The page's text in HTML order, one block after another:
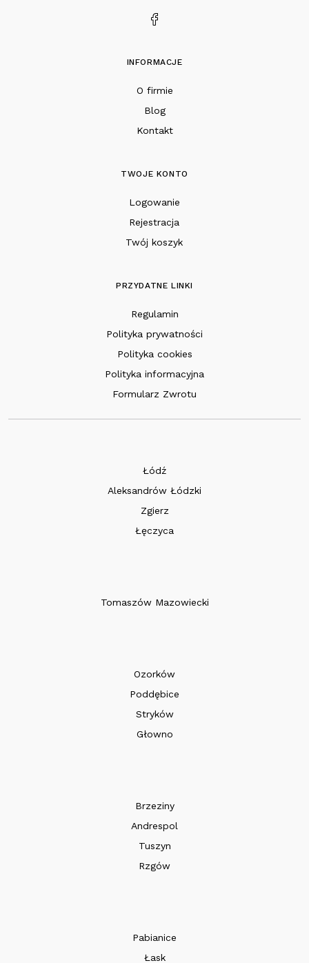
INFORMACJE
O firmie
Blog
Kontakt
TWOJE KONTO
Logowanie
Rejestracja
Twój koszyk
PRZYDATNE LINKI
Regulamin
Polityka prywatności
Polityka cookies
Polityka informacyjna
Formularz Zwrotu
Łódź
Aleksandrów Łódzki
Zgierz
Łęczyca
Ozorków
Poddębice
Stryków
Głowno
Brzeziny
Andrespol
Tuszyn
Rzgów
Pabianice
Łask
Tomaszów Mazowiecki